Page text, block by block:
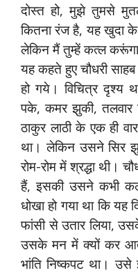
दोस्त हो, मुझे तुमसे
कितना रंज है, यह खुदा
लेकिन मैं तुम्हें कत्ल
यह कहते हुए चौधरी
हो गये। विचित्र दृश्य
पके, कमर झुकी, तलवार
ठाकुर लाठी के एक ही
था। लेकिन उसने सिर
रोम-रोम में श्रद्धा थी।
हैं, इसकी उसने कभी
धोखा हो गया था कि यह
फांसी से उतार लिया,
उसके मन में क्यों कर
भांति निष्कपट था। उसे